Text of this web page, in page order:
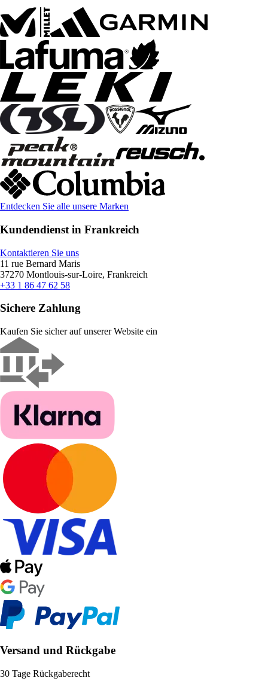
Entdecken Sie alle unsere Marken
Kundendienst in Frankreich
Kontaktieren Sie uns
11 rue Bernard Maris
37270 Montlouis-sur-Loire, Frankreich
+33 1 86 47 62 58
Sichere Zahlung
Kaufen Sie sicher auf unserer Website ein
Versand und Rückgabe
30 Tage Rückgaberecht